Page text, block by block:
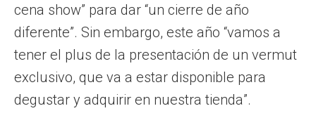
cena show” para dar “un cierre de año
diferente”. Sin embargo, este año “vamos a
tener el plus de la presentación de un vermut
exclusivo, que va a estar disponible para
degustar y adquirir en nuestra tienda”.